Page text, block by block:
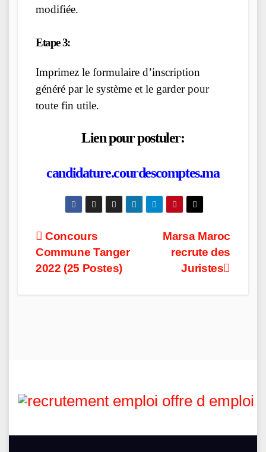
modifiée.
Etape 3:
Imprimez le formulaire d’inscription
généré par le système et le garder pour
toute fin utile.
Lien pour postuler:
candidature.courdescomptes.ma
Post
navigation
Marsa Maroc
recrute des
Juristes
Concours
Commune Tanger
2022 (25 Postes)